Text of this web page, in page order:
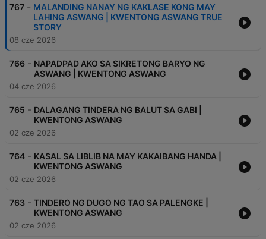
767 - MALANDING NANAY NG KAKLASE KONG MAY
LAHING ASWANG | KWENTONG ASWANG TRUE
STORY
08 cze 2026
766 - NAPADPAD AKO SA SIKRETONG BARYO NG
ASWANG | KWENTONG ASWANG
04 cze 2026
765 - DALAGANG TINDERA NG BALUT SA GABI |
KWENTONG ASWANG
02 cze 2026
764 - KASAL SA LIBLIB NA MAY KAKAIBANG HANDA |
KWENTONG ASWANG
02 cze 2026
763 - TINDERO NG DUGO NG TAO SA PALENGKE |
KWENTONG ASWANG
02 cze 2026